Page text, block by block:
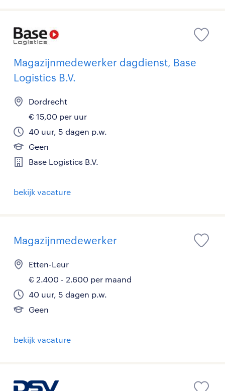
Magazijnmedewerker dagdienst, Base
Logistics B.V.
Dordrecht
€ 15,00 per uur
40 uur, 5 dagen p.w.
Geen
Base Logistics B.V.
bekijk vacature
Magazijnmedewerker
Etten-Leur
€ 2.400 - 2.600 per maand
40 uur, 5 dagen p.w.
Geen
bekijk vacature